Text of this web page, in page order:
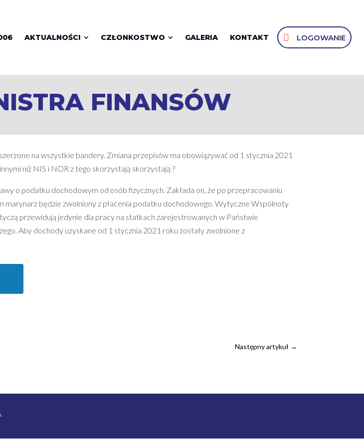
AKTUALNOŚCI CZŁONKOSTWO GALERIA KONTAKT LOGOWANIE
FINANSÓW
na wszystkie bandery. Zmiana przepisów ma obowiązywać od 1 stycznia 2021
niż NIS i NOR z tego skorzystają skorzystają ?
o podatku dochodowym od osób fizycznych. Zakłada on, że po przepracowaniu
będzie zwolniony z płacenia podatku dochodowego. Wytyczne Wspólnoty
przewidują jedynie dla pracy na statkach zarejestrowanych w Państwie
Aby dochody uzyskane od 1 stycznia 2021 roku zostały zwolnione z
Następny artykuł →